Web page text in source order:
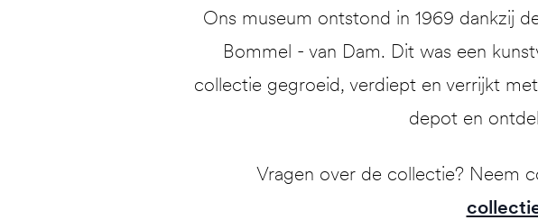
Ons museum ontstond in 1969 dankzij
Bommel - van Dam. Dit was een
collectie gegroeid, verdiept en verrijkt
depot en
Vragen over de collectie? Neem